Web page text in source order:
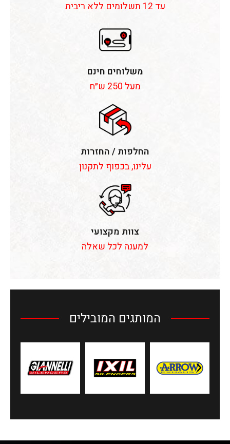
עד 12 תשלומים ללא ריבית
משלוחים חינם
מעל 250 ש״ח
החלפות / החזרות
עלינו, בכפוף לתקנון
צוות מקצועי
למענה לכל שאלה
המותגים המובילים